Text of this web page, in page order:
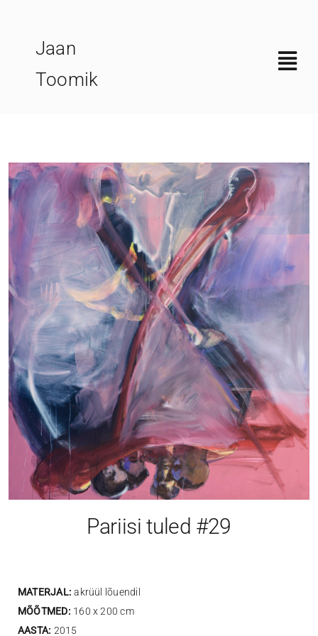
Jaan
Toomik
Pariisi tuled #29
MATERJAL: akrüül lõuendil
MÕÕTMED: 160 x 200 cm
AASTA: 2015